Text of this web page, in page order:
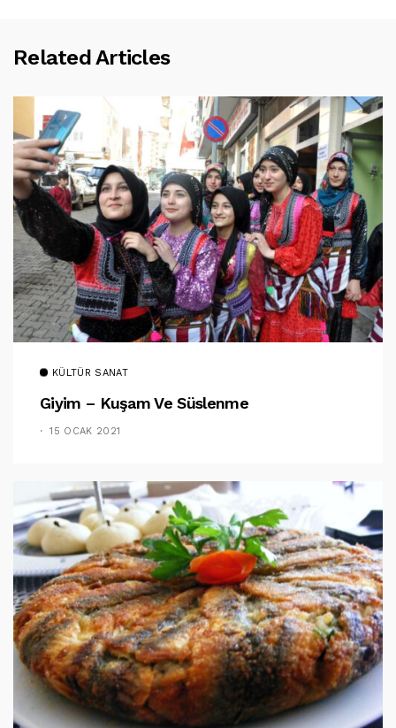
Related Articles
KÜLTÜR SANAT
Giyim – Kuşam Ve Süslenme
15 OCAK 2021